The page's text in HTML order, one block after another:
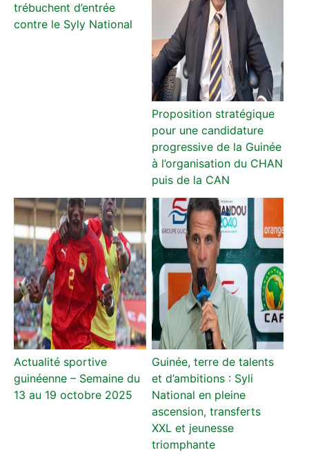
trébuchent d’entrée
contre le Syly National
Proposition stratégique
pour une candidature
progressive de la Guinée
à l’organisation du CHAN
puis de la CAN
Actualité sportive
guinéenne – Semaine du
13 au 19 octobre 2025
Guinée, terre de talents
et d’ambitions : Syli
National en pleine
ascension, transferts
XXL et jeunesse
triomphante